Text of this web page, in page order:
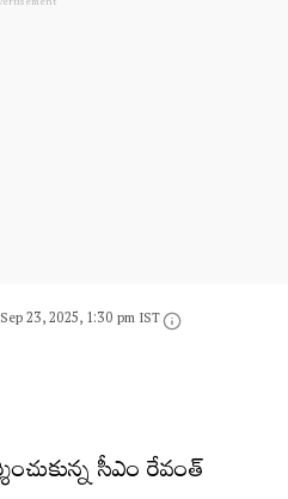
Sep 23, 2025, 1:30 pm IST